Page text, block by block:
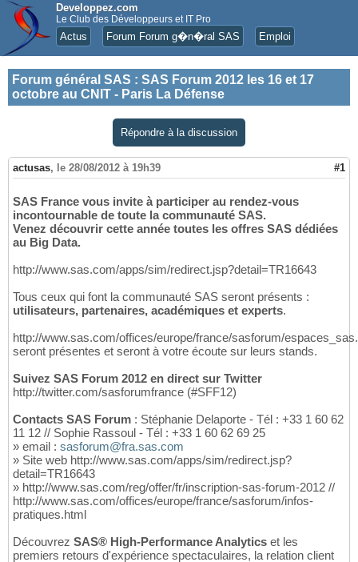
Developpez.com
Le Club des Développeurs et IT Pro
Actus Forum Forum g�n�ral SAS Emploi
Forum général SAS : SAS Forum 2012 les 16 et 17
octobre au CNIT - Paris La Défense
Répondre à la discussion
actusas, le 28/08/2012 à 19h39 #1
SAS France vous invite à participer au rendez-vous
incontournable de toute la communauté SAS.
Venez découvrir cette année toutes les offres SAS dédiées
au Big Data.
http://www.sas.com/apps/sim/redirect.jsp?detail=TR16643
Tous ceux qui font la communauté SAS seront présents :
utilisateurs, partenaires, académiques et experts.
http://www.sas.com/offices/europe/france/sasforum/
seront présentes et seront à votre écoute sur leurs stands.
Suivez SAS Forum 2012 en direct sur Twitter
http://twitter.com/sasforumfrance (#SFF12)
Contacts SAS Forum : Stéphanie Delaporte - Tél : +33 1 60 62
11 12 // Sophie Rassoul - Tél : +33 1 60 62 69 25
» email : sasforum@fra.sas.com
» Site web http://www.sas.com/apps/sim/redirect.jsp?
detail=TR16643
» http://www.sas.com/reg/offer/fr/inscription-sas-forum-2012 //
http://www.sas.com/offices/europe/france/sasforum/infos-
pratiques.html
Découvrez SAS® High-Performance Analytics et les
premiers retours d'expérience spectaculaires, la relation client